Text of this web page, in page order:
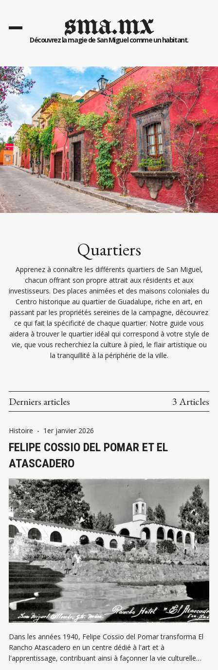
sma.mx
Découvrez la magie de San Miguel comme un habitant.
Quartiers
Apprenez à connaître les différents quartiers de San Miguel,
chacun offrant son propre attrait aux résidents et aux
investisseurs. Des places animées et des maisons coloniales du
Centro historique au quartier de Guadalupe, riche en art, en
passant par les propriétés sereines de la campagne, découvrez
ce qui fait la spécificité de chaque quartier. Notre guide vous
aidera à trouver le quartier idéal qui correspond à votre style de
vie, que vous recherchiez la culture à pied, le flair artistique ou
la tranquillité à la périphérie de la ville.
Derniers articles 3 Articles
Histoire - 1er janvier 2026
FELIPE COSSIO DEL POMAR ET EL
ATASCADERO
Dans les années 1940, Felipe Cossio del Pomar transforma El
Rancho Atascadero en un centre dédié à l'art et à
l'apprentissage, contribuant ainsi à façonner la vie culturelle